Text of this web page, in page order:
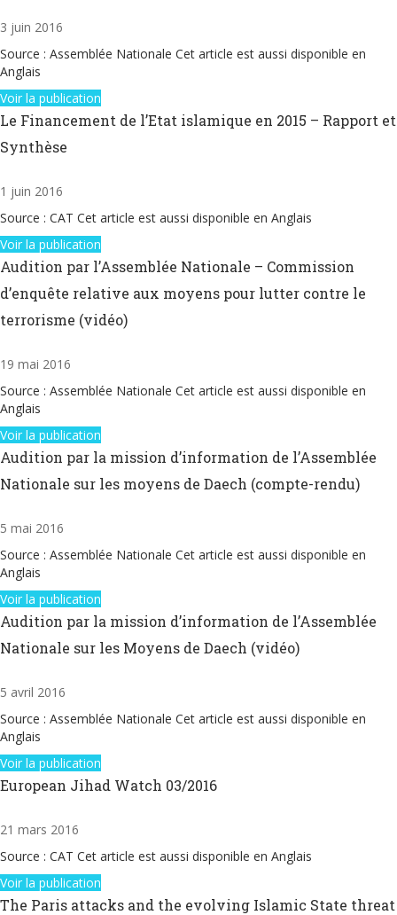
3 juin 2016
Source : Assemblée Nationale Cet article est aussi disponible en
Anglais
Voir la publication
Le Financement de l’Etat islamique en 2015 – Rapport et
Synthèse
1 juin 2016
Source : CAT Cet article est aussi disponible en Anglais
Voir la publication
Audition par l’Assemblée Nationale – Commission
d’enquête relative aux moyens pour lutter contre le
terrorisme (vidéo)
19 mai 2016
Source : Assemblée Nationale Cet article est aussi disponible en
Anglais
Voir la publication
Audition par la mission d’information de l’Assemblée
Nationale sur les moyens de Daech (compte-rendu)
5 mai 2016
Source : Assemblée Nationale Cet article est aussi disponible en
Anglais
Voir la publication
Audition par la mission d’information de l’Assemblée
Nationale sur les Moyens de Daech (vidéo)
5 avril 2016
Source : Assemblée Nationale Cet article est aussi disponible en
Anglais
Voir la publication
European Jihad Watch 03/2016
21 mars 2016
Source : CAT Cet article est aussi disponible en Anglais
Voir la publication
The Paris attacks and the evolving Islamic State threat